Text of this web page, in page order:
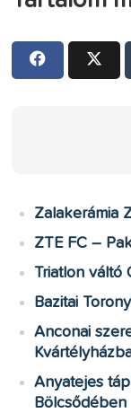
Zalakerámia
ZTE FC –
Triatlon váltó
Bazitai
Anconai
Anyatejes
Bölcsődében